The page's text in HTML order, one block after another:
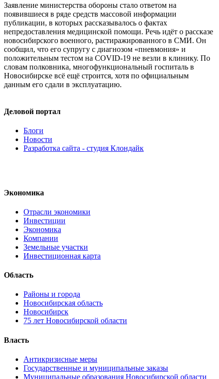
Заявление министерства обороны стало ответом на
появившиеся в ряде средств массовой информации
публикации, в которых рассказывалось о фактах
непредоставления медицинской помощи. Речь идёт о рассказе
новосибирского военного, растиражированного в СМИ. Он
сообщил, что его супругу с диагнозом «пневмония» и
положительным тестом на COVID-19 не везли в клинику. По
словам полковника, многофункциональный госпиталь в
Новосибирске всё ещё строится, хотя по официальным
данным его сдали в эксплуатацию.
Деловой портал
Блоги
Новости
Разработка сайта - студия Клондайк
Экономика
Отрасли экономики
Инвестиции
Экономика
Компании
Земельные участки
Инвестиционная карта
Область
Районы и города
Новосибирская область
Новосибирск
75 лет Новосибирской области
Власть
Антикризисные меры
Государственные и муниципальные заказы
Муниципальные образования Новосибирской области